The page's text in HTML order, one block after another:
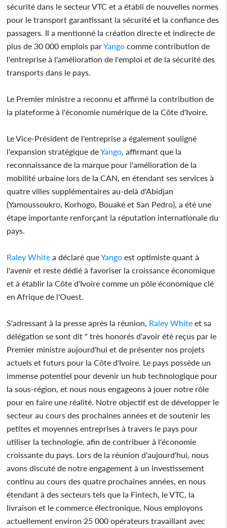
sécurité dans le secteur VTC et a établi de nouvelles normes
pour le transport garantissant la sécurité et la confiance des
passagers. Il a mentionné la création directe et indirecte de
plus de 30 000 emplois parYango comme contribution de
l'entreprise à l'amélioration de l'emploi et de la sécurité des
transports dans le pays.
Le Premier ministre a reconnu et affirmé la contribution de
la plateforme à l'économie numérique de la Côte d'Ivoire.
Le Vice-Président de l'entreprise a également souligné
l'expansion stratégique deYango , affirmant que la
reconnaissance de la marque pour l'amélioration de la
mobilité urbaine lors de la CAN, en étendant ses services à
quatre villes supplémentaires au-delà d'Abidjan
(Yamoussoukro, Korhogo, Bouaké et San Pedro), a été une
étape importante renforçant la réputation internationale du
pays.
Raley White a déclaré queYango est optimiste quant à
l'avenir et reste dédié à favoriser la croissance économique
et à établir la Côte d'Ivoire comme un pôle économique clé
en Afrique de l'Ouest.
S'adressant à la presse après la réunion, Raley White et sa
délégation se sont dit " très honorés d'avoir été reçus par le
Premier ministre aujourd'hui et de présenter nos projets
actuels et futurs pour la Côte d'Ivoire. Le pays possède un
immense potentiel pour devenir un hub technologique pour
la sous-région, et nous nous engageons à jouer notre rôle
pour en faire une réalité. Notre objectif est de développer le
secteur au cours des prochaines années et de soutenir les
petites et moyennes entreprises à travers le pays pour
utiliser la technologie, afin de contribuer à l'économie
croissante du pays. Lors de la réunion d'aujourd'hui, nous
avons discuté de notre engagement à un investissement
continu au cours des quatre prochaines années, en nous
étendant à des secteurs tels que la Fintech, le VTC, la
livraison et le commerce électronique. Nous employons
actuellement environ 25 000 opérateurs travaillant avec